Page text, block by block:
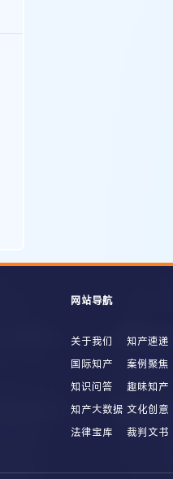
网站导航
关于我们 知产速递
国际知产
案例聚焦
知识问答
趣味知产
知产大数据 文化创意
法律宝库
裁判文书